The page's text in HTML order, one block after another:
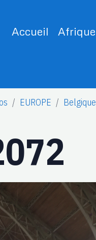
Accueil Afrique
EUROPE Belgique